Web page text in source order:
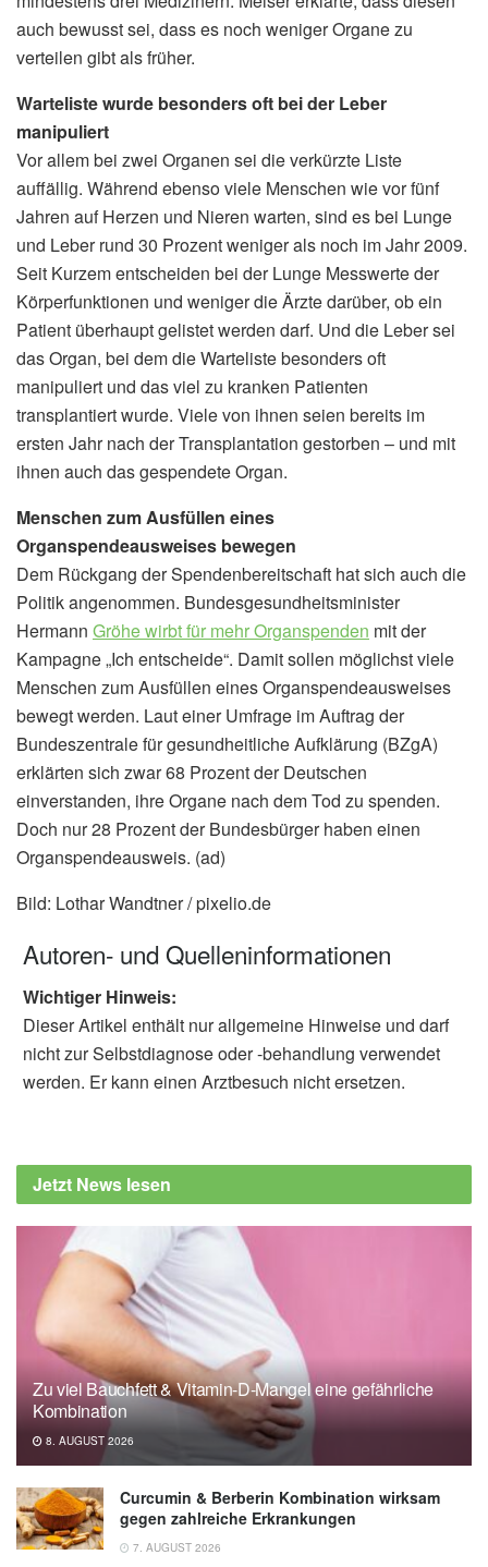
auch bewusst sei, dass es noch weniger Organe zu
verteilen gibt als früher.
Warteliste wurde besonders oft bei der Leber
manipuliert
Vor allem bei zwei Organen sei die verkürzte Liste
auffällig. Während ebenso viele Menschen wie vor fünf
Jahren auf Herzen und Nieren warten, sind es bei Lunge
und Leber rund 30 Prozent weniger als noch im Jahr 2009.
Seit Kurzem entscheiden bei der Lunge Messwerte der
Körperfunktionen und weniger die Ärzte darüber, ob ein
Patient überhaupt gelistet werden darf. Und die Leber sei
das Organ, bei dem die Warteliste besonders oft
manipuliert und das viel zu kranken Patienten
transplantiert wurde. Viele von ihnen seien bereits im
ersten Jahr nach der Transplantation gestorben – und mit
ihnen auch das gespendete Organ.
Menschen zum Ausfüllen eines
Organspendeausweises bewegen
Dem Rückgang der Spendenbereitschaft hat sich auch die
Politik angenommen. Bundesgesundheitsminister
Hermann Gröhe wirbt für mehr Organspenden mit der
Kampagne „Ich entscheide“. Damit sollen möglichst viele
Menschen zum Ausfüllen eines Organspendeausweises
bewegt werden. Laut einer Umfrage im Auftrag der
Bundeszentrale für gesundheitliche Aufklärung (BZgA)
erklärten sich zwar 68 Prozent der Deutschen
einverstanden, ihre Organe nach dem Tod zu spenden.
Doch nur 28 Prozent der Bundesbürger haben einen
Organspendeausweis. (ad)
Bild: Lothar Wandtner / pixelio.de
Autoren- und Quelleninformationen
Wichtiger Hinweis:
Dieser Artikel enthält nur allgemeine Hinweise und darf
nicht zur Selbstdiagnose oder -behandlung verwendet
werden. Er kann einen Arztbesuch nicht ersetzen.
Jetzt News lesen
Zu viel Bauchfett & Vitamin-D-Mangel eine gefährliche
Kombination
8. AUGUST 2026
Curcumin & Berberin Kombination wirksam
gegen zahlreiche Erkrankungen
7. AUGUST 2026